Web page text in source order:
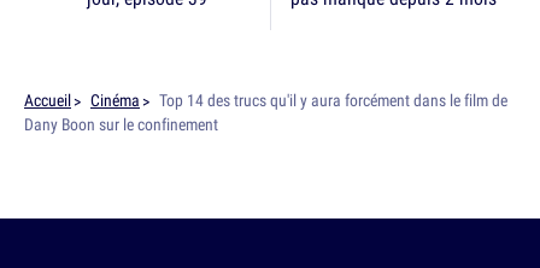
Accueil Cinéma
Top 14 des trucs qu'il y aura forcément dans le film de
Dany Boon sur le confinement